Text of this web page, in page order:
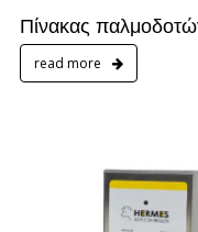
Πίνακας
read more